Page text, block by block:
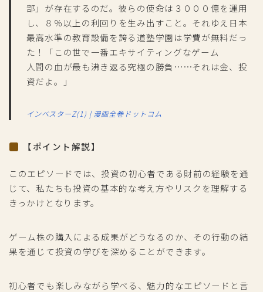
部」が存在するのだ。彼らの使命は３０００億を運用
し、８％以上の利回りを生み出すこと。それゆえ日本
最高水準の教育設備を誇る道塾学園は学費が無料だっ
た！「この世で一番エキサイティングなゲーム
人間の血が最も沸き返る究極の勝負……それは金、投
資だよ。」
インベスターZ(1) | 漫画全巻ドットコム
【ポイント解説】
このエピソードでは、投資の初心者である財前の経験を通
じて、私たちも投資の基本的な考え方やリスクを理解する
きっかけとなります。
ゲーム株の購入による成果がどうなるのか、その行動の結
果を通じて投資の学びを深めることができます。
初心者でも楽しみながら学べる、魅力的なエピソードと言